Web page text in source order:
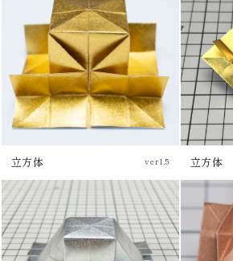
チュートリアル
立方体 ver1.5 立方体